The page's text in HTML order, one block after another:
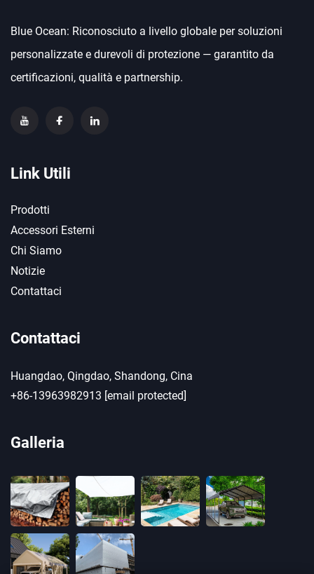
Blue Ocean: Riconosciuto a livello globale per soluzioni
personalizzate e durevoli di protezione — garantito da
certificazioni, qualità e partnership.
Link Utili
Prodotti
Accessori Esterni
Chi Siamo
Notizie
Contattaci
Contattaci
Huangdao, Qingdao, Shandong, Cina
+86-13963982913 [email protected]
Galleria